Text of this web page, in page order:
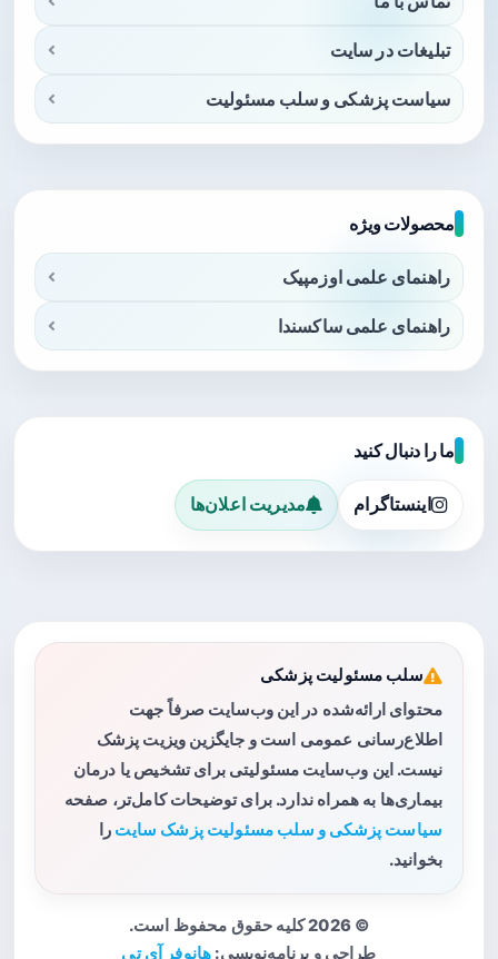
تبلیغات در سایت
سیاست پزشکی و سلب مسئولیت
محصولات ویژه
راهنمای علمی اوزمپیک
راهنمای علمی ساکسندا
ما را دنبال کنید
اینستاگرام مدیریت اعلان‌ها
سلب مسئولیت پزشکی
محتوای ارائه‌شده در این وب‌سایت صرفاً جهت
اطلاع‌رسانی عمومی است و جایگزین ویزیت پزشک
نیست. این وب‌سایت مسئولیتی برای تشخیص یا درمان
بیماری‌ها به همراه ندارد. برای توضیحات کامل‌تر، صفحه
سیاست پزشکی و سلب مسئولیت پزشک سایت را
بخوانید.
© 2026 کلیه حقوق محفوظ است.
طراحی و برنامه‌نویسی: هانوفر آی تی